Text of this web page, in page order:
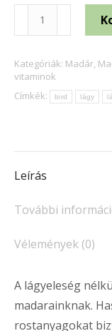
Panzi
Lágyeleség
ml
mennyiség
Kategóriák: Madár,
vitaminok
Címkék:
bird lágy
Leírás
További
Vélemények (0)
A lágyeleség
madarainknak.
rostanyagokat